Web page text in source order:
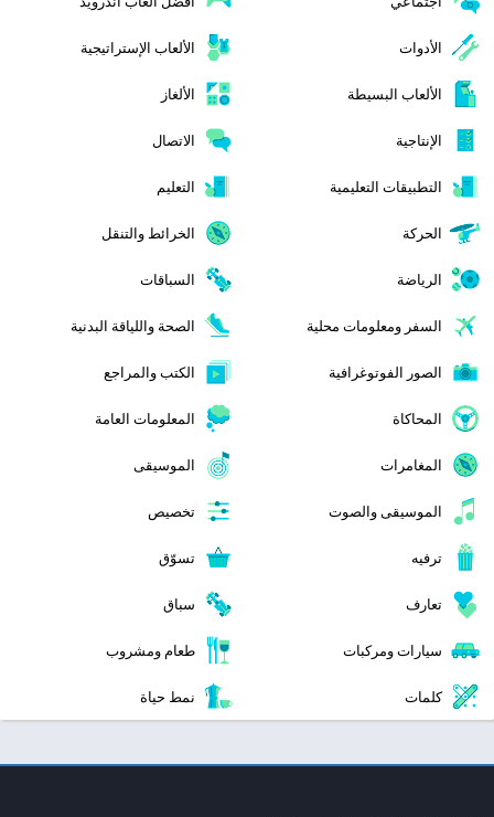
الأدوات الألعاب الإستراتيجية
الألعاب البسيطة الألغاز
الإنتاجية الاتصال
التطبيقات التعليمية التعليم
الحركة الخرائط والتنقل
الرياضة السباقات
السفر ومعلومات محلية الصحة واللياقة البدنية
الصور الفوتوغرافية الكتب والمراجع
المحاكاة المعلومات العامة
المغامرات الموسيقى
الموسيقى والصوت تخصيص
ترفيه تسوّق
تعارف سباق
سيارات ومركبات طعام ومشروب
كلمات نمط حياة